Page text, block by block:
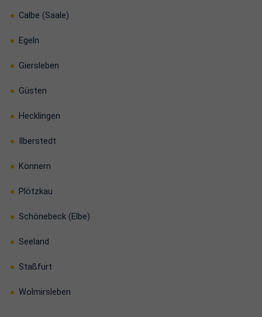
Calbe (Saale)
Egeln
Giersleben
Güsten
Hecklingen
Ilberstedt
Könnern
Plötzkau
Schönebeck (Elbe)
Seeland
Staßfurt
Wolmirsleben